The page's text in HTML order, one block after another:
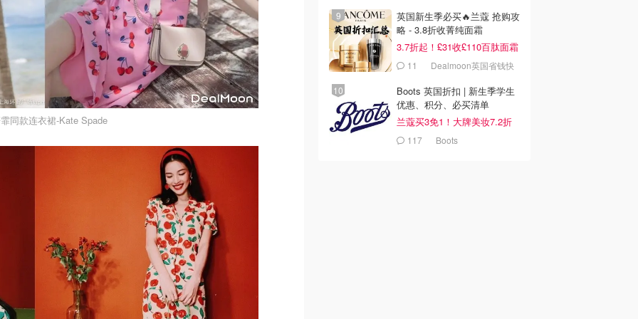
同款连衣裙-Kate Spade
英国新生季必买🔥兰蔻 抢购攻
略 - 3.8折收菁纯面霜
3.7折起！£31收£110百肽面霜
套装
11
Dealmoon英国省钱快
Boots 英国折扣 | 新生季学生
优惠、积分、必买清单
兰蔻买3免1！大牌美妆7.2折
117 Boots